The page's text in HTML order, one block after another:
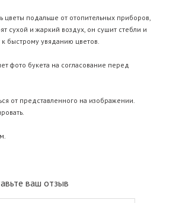
цветы подальше от отопительных приборов,
сухой и жаркий воздух, он сушит стебли и
к быстрому увяданию цветов.
фото букета на согласование перед
от представленного на изображении.
ваш отзыв